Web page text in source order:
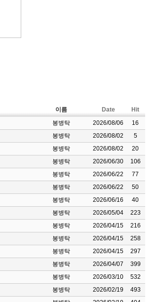
이름 Date
Hit
봉병탁 2026/08/06
16
봉병탁 2026/08/02
5
봉병탁 2026/08/02
20
봉병탁 2026/06/30
106
봉병탁 2026/06/22
77
봉병탁 2026/06/22
50
봉병탁 2026/06/16
40
봉병탁 2026/05/04
223
봉병탁 2026/04/15
216
봉병탁 2026/04/15
258
봉병탁 2026/04/15
297
봉병탁 2026/04/07
399
봉병탁 2026/03/10
532
봉병탁 2026/02/19
493